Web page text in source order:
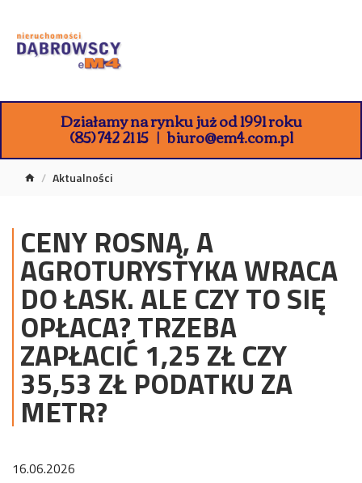
Działamy na rynku już od 1991 roku
(85) 742 21 15 biuro@em4.com.pl
Aktualności
CENY ROSNĄ, A
AGROTURYSTYKA WRACA
DO ŁASK. ALE CZY TO SIĘ
OPŁACA? TRZEBA
ZAPŁACIĆ 1,25 ZŁ CZY
35,53 ZŁ PODATKU ZA
METR?
16.06.2026